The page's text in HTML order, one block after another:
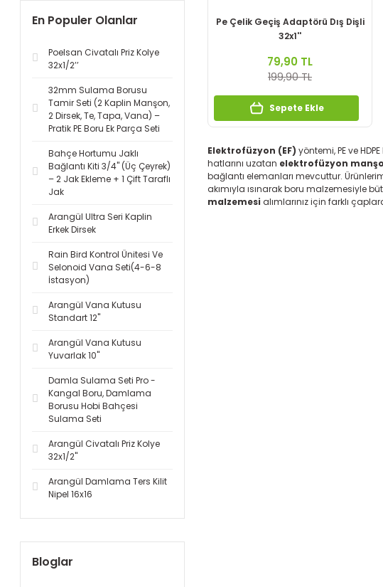
En Populer Olanlar
Poelsan Civatalı Priz Kolye
32x1/2’’
32mm Sulama Borusu
Tamir Seti (2 Kaplin Manşon,
2 Dirsek, Te, Tapa, Vana) –
Pratik PE Boru Ek Parça Seti
Bahçe Hortumu Jaklı
Bağlantı Kiti 3/4'' (Üç Çeyrek)
– 2 Jak Ekleme + 1 Çift Taraflı
Jak
Arangül Ultra Seri Kaplin
Erkek Dirsek
Rain Bird Kontrol Ünitesi Ve
Selonoid Vana Seti(4-6-8
İstasyon)
Arangül Vana Kutusu
Standart 12''
Arangül Vana Kutusu
Yuvarlak 10''
Damla Sulama Seti Pro -
Kangal Boru, Damlama
Borusu Hobi Bahçesi
Sulama Seti
Arangül Civatalı Priz Kolye
32x1/2''
Arangül Damlama Ters Kilit
Nipel 16x16
Bloglar
Pe Çelik Geçiş Adaptörü Dış Dişli
32x1''
79,90 TL
199,90 TL
Sepete Ekle
Elektrofüzyon (EF) yöntemi, PE ve
hatlarını uzatan elektrofüzyon
bağlantı elemanları mevcuttur.
akımıyla ısınarak boru malzemesiyle
malzemesi alımlarınız için farklı